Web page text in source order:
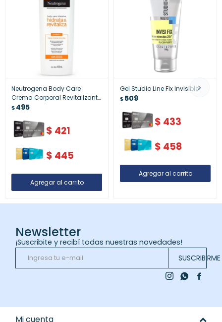
Neutrogena Body Care
Crema Corporal Revitalizante
400 Ml
$495
$ 421
$ 445
Gel Studio Line Fix Invisible
$509
$ 433
$ 458
Newsletter
¡Suscribite y recibí todas nuestras novedades!
SUSCRIBIRME

 
Mi cuenta